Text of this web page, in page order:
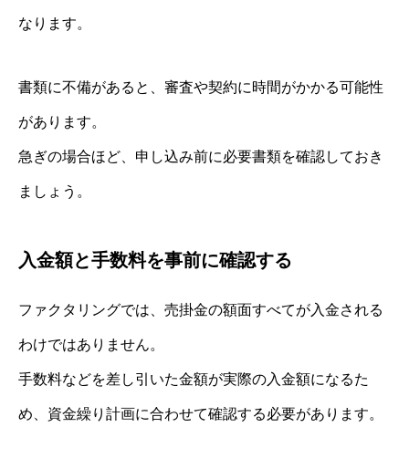
なります。
書類に不備があると、審査や契約に時間がかかる可能性
があります。
急ぎの場合ほど、申し込み前に必要書類を確認しておき
ましょう。
入金額と手数料を事前に確認する
ファクタリングでは、売掛金の額面すべてが入金される
わけではありません。
手数料などを差し引いた金額が実際の入金額になるた
め、資金繰り計画に合わせて確認する必要があります。